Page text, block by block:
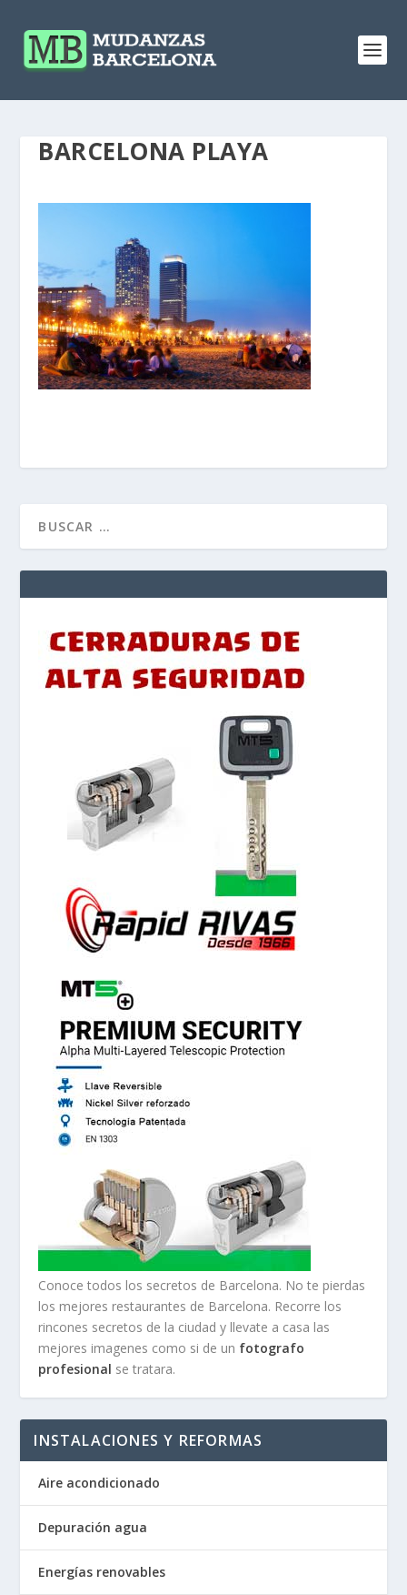
BARCELONA PLAYA
Conoce todos los secretos de Barcelona. No te pierdas
los mejores restaurantes de Barcelona. Recorre los
rincones secretos de la ciudad y llevate a casa las
mejores imagenes como si de un fotografo
profesional se tratara.
INSTALACIONES Y REFORMAS
Aire acondicionado
Depuración agua
Energías renovables